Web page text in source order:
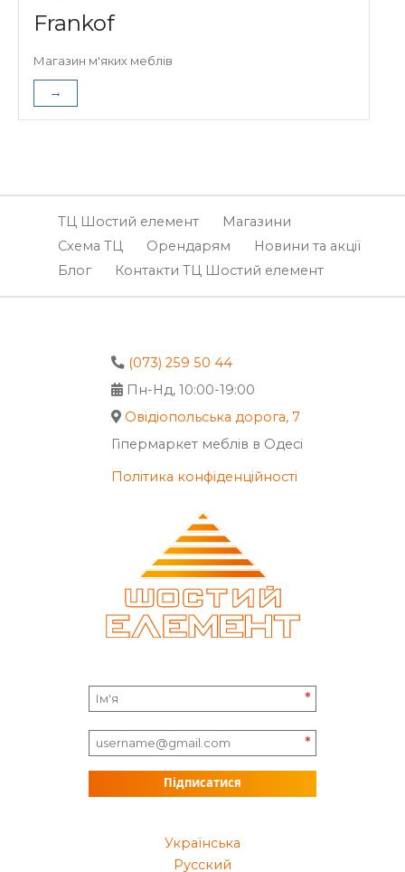
Frankof
Магазин м'яких меблів
→
ТЦ Шостий елемент
Магазини
Схема ТЦ
Орендарям
Новини та акції
Блог
Контакти ТЦ Шостий елемент
(073) 259 50 44
Пн-Нд, 10:00-19:00
Овідіопольська дорога, 7
Гіпермаркет меблів в Одесі
Політика конфіденційності
*
*
Підписатися
Українська
Русский